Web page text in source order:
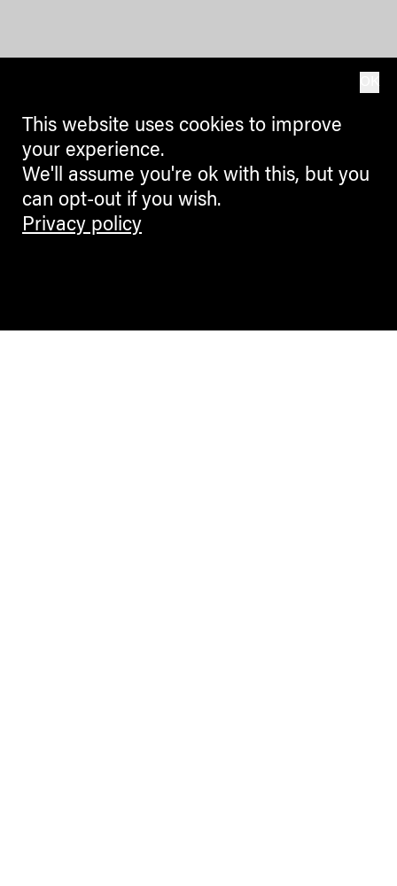
This website uses cookies to improve
your experience.
We'll assume you're ok with this, but you
can opt-out if you wish.
Privacy policy